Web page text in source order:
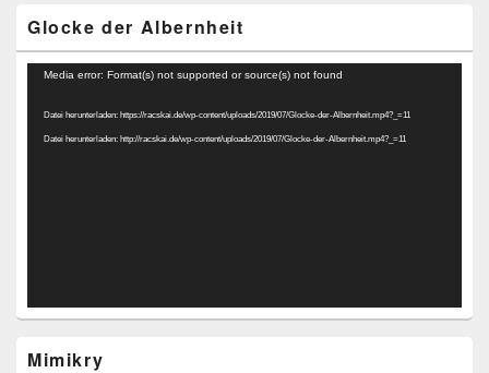
Glocke der Albernheit
Video-
Media error: Format(s) not supported or source(s) not found
Datei herunterladen: https://racskai.de/wp-content/uploads/2019/07/Glocke-der-Albernheit.mp4?_=11
Datei herunterladen: http://racskai.de/wp-content/uploads/2019/07/Glocke-der-Albernheit.mp4?_=11
Mimikry